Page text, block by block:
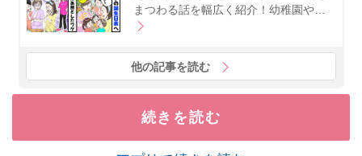
まつわる話を幅広く紹介！幼稚園や…
他の記事を読む
続きを読む